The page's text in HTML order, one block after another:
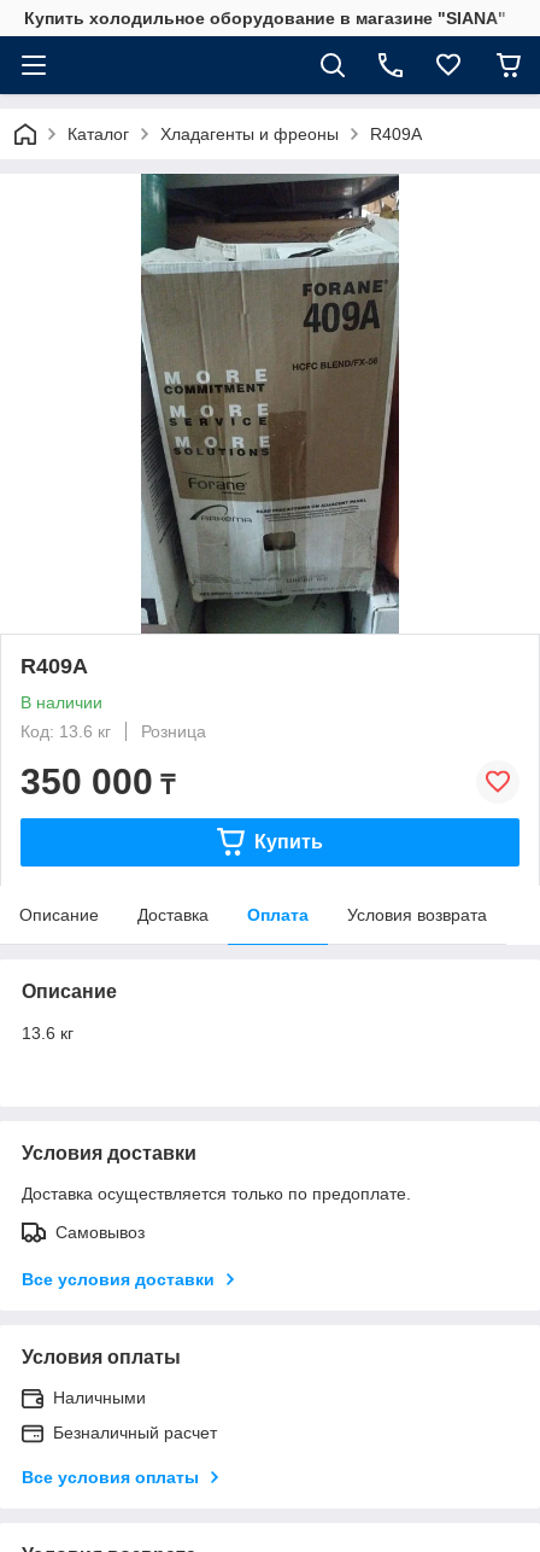
Купить холодильное оборудование в магазине "SIANA"
Каталог Хладагенты и фреоны R409A
R409A
В наличии
Код: 13.6 кг
Розница
350 000 ₸
Купить
Описание Доставка Оплата Условия возврата
Описание
13.6 кг
Условия доставки
Доставка осуществляется только по предоплате.
Самовывоз
Все условия доставки
Условия оплаты
Наличными
Безналичный расчет
Все условия оплаты